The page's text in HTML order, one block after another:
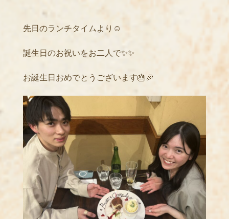
先日のランチタイムより☺️
誕生日のお祝いをお二人で✨✨
お誕生日おめでとうございます🎂🎉